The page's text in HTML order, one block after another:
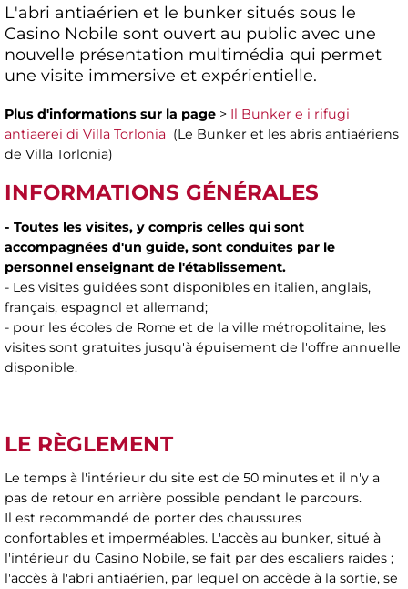
L'abri antiaérien et le bunker situés sous le
Casino Nobile sont ouvert au public avec une
nouvelle présentation multimédia qui permet
une visite immersive et expérientielle.
Plus d'informations sur la page > Il Bunker e i rifugi
antiaerei di Villa Torlonia (Le Bunker et les abris antiaériens
de Villa Torlonia)
INFORMATIONS GÉNÉRALES
- Toutes les visites, y compris celles qui sont
accompagnées d'un guide, sont conduites par le
personnel enseignant de l'établissement.
- Les visites guidées sont disponibles en italien, anglais,
français, espagnol et allemand;
- pour les écoles de Rome et de la ville métropolitaine, les
visites sont gratuites jusqu'à épuisement de l'offre annuelle
disponible.
LE RÈGLEMENT
Le temps à l'intérieur du site est de 50 minutes et il n'y a
pas de retour en arrière possible pendant le parcours.
Il est recommandé de porter des chaussures
confortables et imperméables. L'accès au bunker, situé à
l'intérieur du Casino Nobile, se fait par des escaliers raides ;
l'accès à l'abri antiaérien, par lequel on accède à la sortie, se